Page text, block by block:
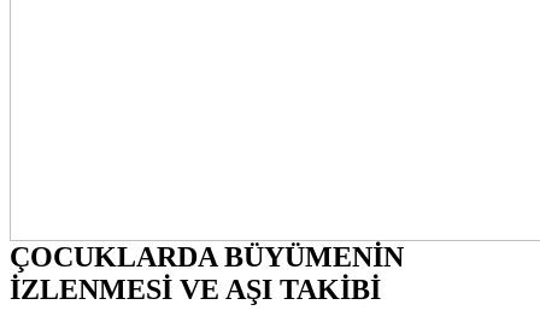
ÇOCUKLARDA BÜYÜMENİN
İZLENMESİ VE AŞI TAKİBİ